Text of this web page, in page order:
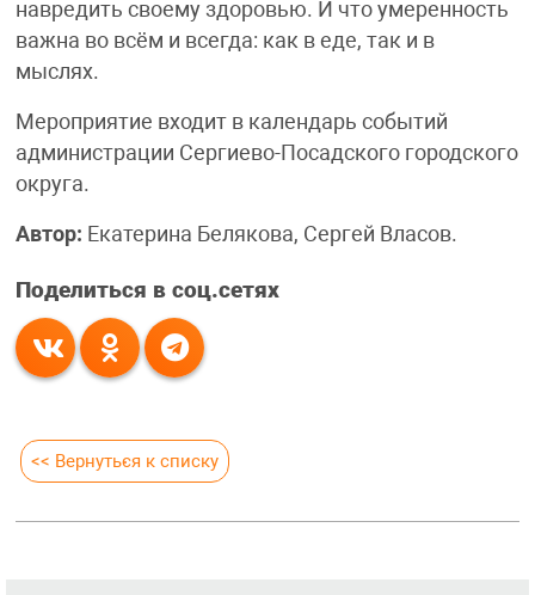
навредить своему здоровью. И что умеренность
важна во всём и всегда: как в еде, так и в
мыслях.
Мероприятие входит в календарь событий
администрации Сергиево-Посадского городского
округа.
Автор: Екатерина Белякова, Сергей Власов.
Поделиться в соц.сетях
<< Вернуться к списку